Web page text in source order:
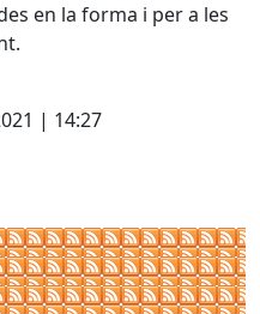
en la forma i per a les
| 14:27